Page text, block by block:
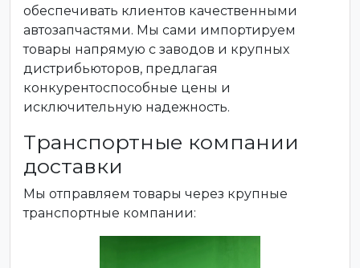
обеспечивать клиентов качественными
автозапчастями. Мы сами импортируем
товары напрямую с заводов и крупных
дистрибьюторов, предлагая
конкурентоспособные цены и
исключительную надежность.
Транспортные компании
доставки
Мы отправляем товары через крупные
транспортные компании: